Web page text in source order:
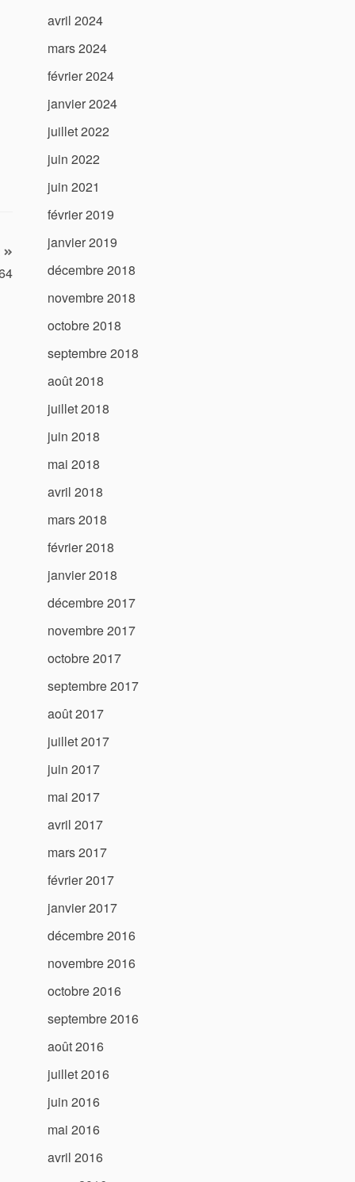
avril 2024
mars 2024
février 2024
janvier 2024
juillet 2022
juin 2022
juin 2021
février 2019
janvier 2019
décembre 2018
novembre 2018
octobre 2018
septembre 2018
août 2018
juillet 2018
juin 2018
mai 2018
avril 2018
mars 2018
février 2018
janvier 2018
décembre 2017
novembre 2017
octobre 2017
septembre 2017
août 2017
juillet 2017
juin 2017
mai 2017
avril 2017
mars 2017
février 2017
janvier 2017
décembre 2016
novembre 2016
octobre 2016
septembre 2016
août 2016
juillet 2016
juin 2016
mai 2016
avril 2016